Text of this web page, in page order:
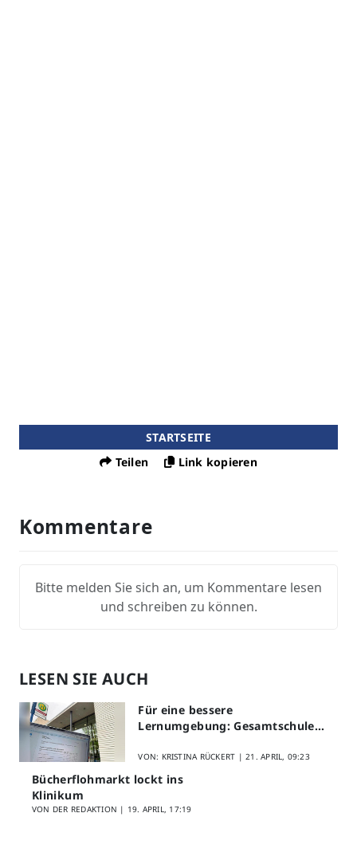
STARTSEITE
Teilen
Link kopieren
Kommentare
Bitte melden Sie sich an, um Kommentare lesen
und schreiben zu können.
LESEN SIE AUCH
Für eine bessere
Lernumgebung: Gesamtschule
Schülerfeedback
VON: KRISTINA RÜCKERT |21. APRIL, 09:23
Bücherflohmarkt lockt ins
Klinikum
VON DER REDAKTION | 19. APRIL, 17:19